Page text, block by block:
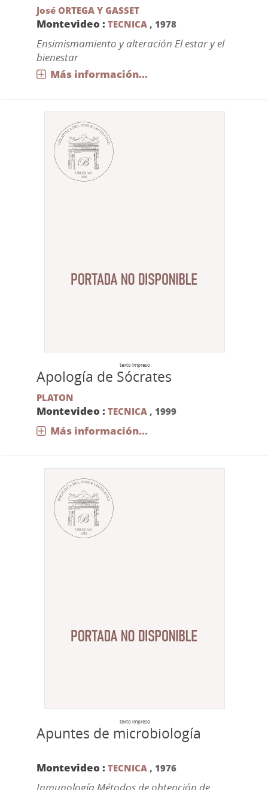
José ORTEGA Y GASSET
Montevideo : TECNICA, 1978
Ensimismamiento y alteración El estar y el
bienestar
Más información...
texto impreso
Apología de Sócrates
PLATON
Montevideo : TECNICA, 1999
Más información...
texto impreso
Apuntes de microbiología
Montevideo : TECNICA, 1976